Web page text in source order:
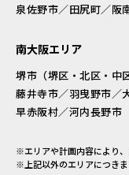
泉佐野市／田尻町／阪
南大阪エリア
堺市（堺区・北区・中
藤井寺市／羽曳野市／
早赤阪村／河内長野市
※エリアや計画内容により、
※上記以外のエリアにつきま